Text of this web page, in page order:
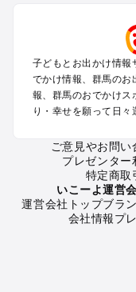
伊香保・渋川のプール
赤城・桐生・渡良瀬の
水上・猿ヶ京・月夜野
富岡・藤岡・妙義・安
草津・尻焼・花敷のプ
四万・吾妻・川原湯の
群馬の定番お出か
群馬の遊園地
群馬の動物園
子どもとお出かけ情報
でかけ情報、群馬のお
報、群馬のおでかけス
り・幸せを願って日々
ご意見やお問い
プレゼンター
特定商取
いこーよ運営
運営会社トップブラ
会社情報プ